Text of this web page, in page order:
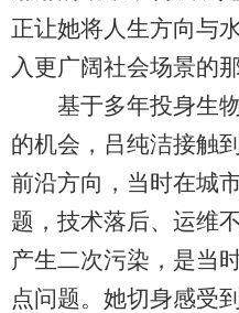
正让她将人生方向与
入更广阔社会场景的那
基于多年投身生物
的机会，吕纯洁接触
前沿方向，当时在城
题，技术落后、运维
产生二次污染，是当
点问题。她切身感受